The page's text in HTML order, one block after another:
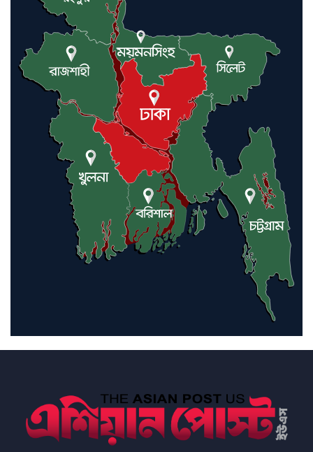
যুক্তরাষ্ট্র ও ইসরায়েল বাদে হরমুজ
প্রণালি সবার জন্য উন্মুক্ত: আরাকচি
এবার চীনের দ্বারস্থ হলেন ডোনাল্ড
ট্রাম্প
ইরানে কঠোর হামলা অব্যাহত রাখতে
ট্রাম্পকে আহ্বান সৌদি আরবের
ইরাকসহ মধ্যপ্রাচ্যে ২৪ হামলা চালাল
ইরানপন্থি গোষ্ঠী
হরমুজ প্রণালী সুরক্ষায় মিত্ররা সাহায্য
না করলে ন্যাটোর ভবিষ্যৎ খারাপ